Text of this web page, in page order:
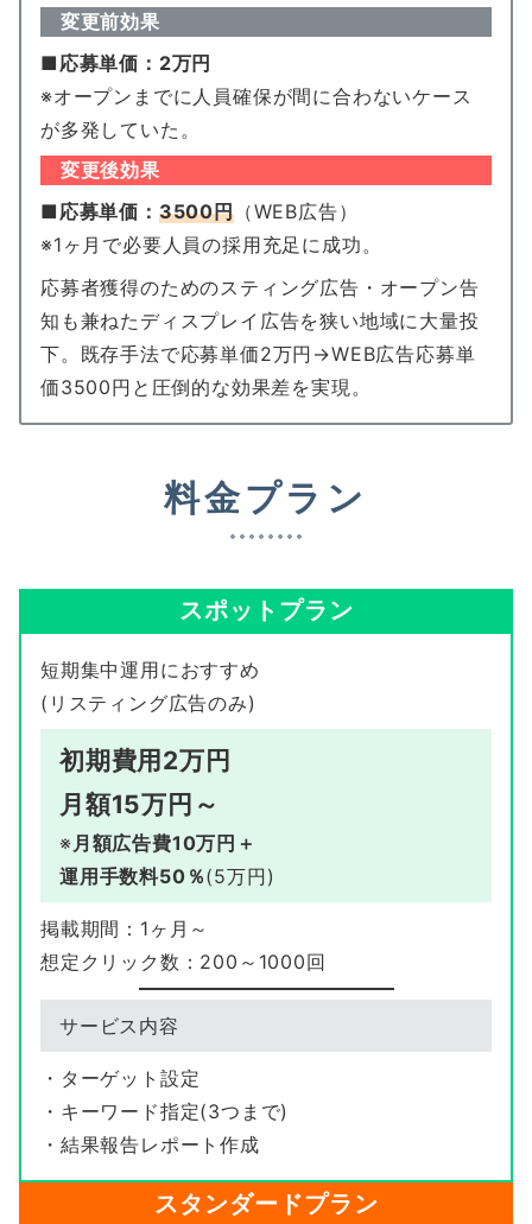
変更前効果
■応募単価：2万円
※オープンまでに人員確保が間に合わないケース
が多発していた。
変更後効果
■応募単価： 3500円（WEB広告）
※1ヶ月で必要人員の採用充足に成功。
応募者獲得のためのスティング広告・オープン告
知も兼ねたディスプレイ広告を狭い地域に大量投
下。既存手法で応募単価2万円→WEB広告応募単
価3500円と圧倒的な効果差を実現。
料金プラン
スポットプラン
短期集中運用におすすめ
(リスティング広告のみ)
初期費用2万円
月額15万円 ～
※ 月額広告費10万円＋
運用手数料50％(5万円)
掲載期間：1ヶ月～
想定クリック数：200～1000回
サービス内容
・ターゲット設定
・キーワード指定(3つまで)
・結果報告レポート作成
スタンダードプラン